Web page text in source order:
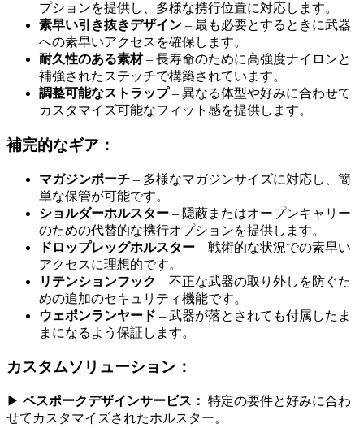
プションを提供し、多様な携行位置に対応します。
素早い引き抜きデザイン – 最も必要とするときに武器
への素早いアクセスを確保します。
耐久性のある素材– 長寿命のために高強度ナイロンと
補強されたステッチで構築されています。
調整可能なストラップ– 異なる体型や好みに合わせて
カスタマイズ可能なフィット感を提供します。
補完的なギア：
マガジンポーチ – 多様なマガジンサイズに対応し、簡
単な保管が可能です。
ショルダーホルスター – 隠蔽またはオープンキャリー
のための代替的な携行オプションを提供します。
ドロップレッグホルスター – 戦術的な状況での素早い
アクセスに理想的です。
リテンションフック – 不正な武器の取り外しを防ぐた
めの追加のセキュリティ機能です。
ウェポンランヤード – 武器が落とされても付属したま
まになるよう保証します。
カスタムソリューション：
▶ ベスポークデザインサービス： 特定の要件と好みに合わ
せてカスタマイズされたホルスター。